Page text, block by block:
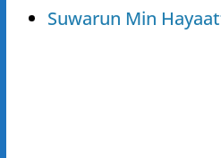
Suwarun Min